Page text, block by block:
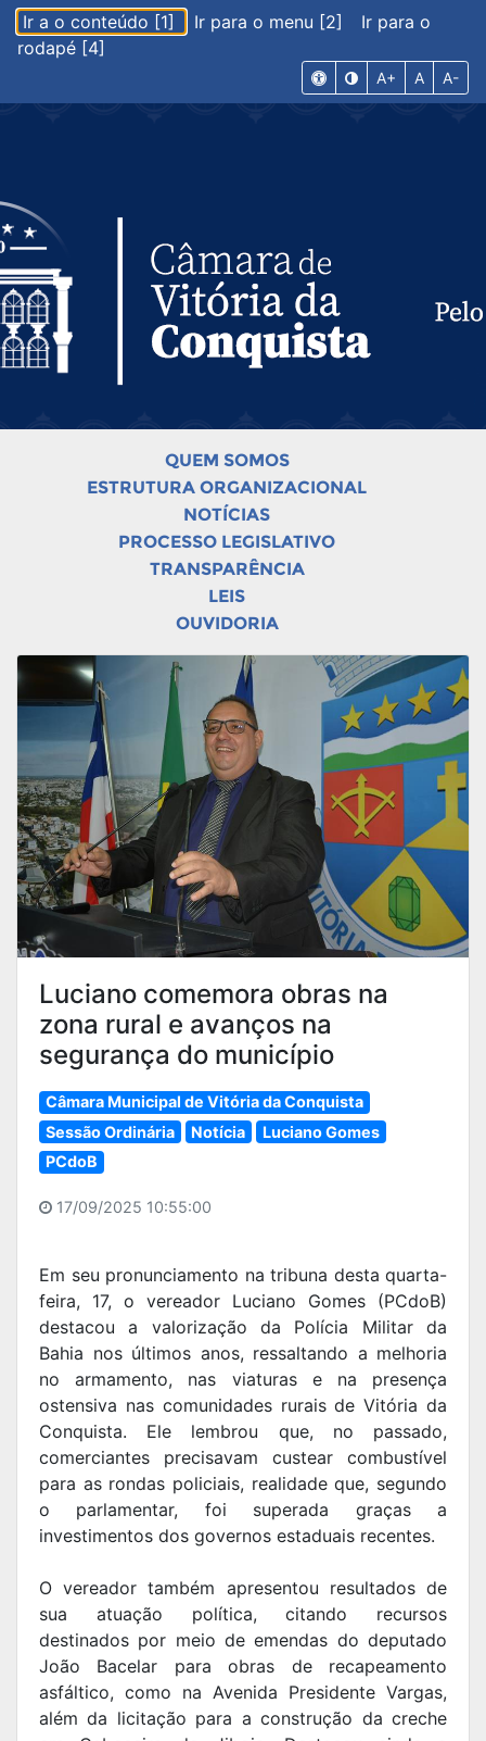
Ir a o conteúdo [1] Ir para o menu [2]
Ir para o
rodapé [4]
A+ A A-
QUEM SOMOS
ESTRUTURA ORGANIZACIONAL
NOTÍCIAS
PROCESSO LEGISLATIVO
TRANSPARÊNCIA
LEIS
OUVIDORIA
Luciano comemora obras na
zona rural e avanços na
segurança do município
Câmara Municipal de Vitória da Conquista
Sessão Ordinária
Notícia
Luciano Gomes
PCdoB
17/09/2025 10:55:00
Em seu pronunciamento na tribuna desta quarta-
feira, 17, o vereador Luciano Gomes (PCdoB)
destacou a valorização da Polícia Militar da
Bahia nos últimos anos, ressaltando a melhoria
no armamento, nas viaturas e na presença
ostensiva nas comunidades rurais de Vitória da
Conquista. Ele lembrou que, no passado,
comerciantes precisavam custear combustível
para as rondas policiais, realidade que, segundo
o parlamentar, foi superada graças a
investimentos dos governos estaduais recentes.
O vereador também apresentou resultados de
sua atuação política, citando recursos
destinados por meio de emendas do deputado
João Bacelar para obras de recapeamento
asfáltico, como na Avenida Presidente Vargas,
além da licitação para a construção da creche